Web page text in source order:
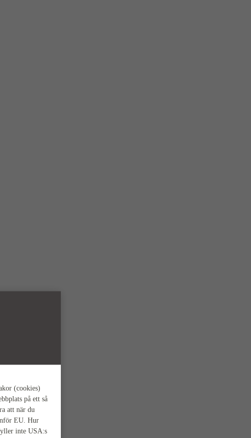
(cookies)
på ett så
att när du
EU. Hur
inte USA:s